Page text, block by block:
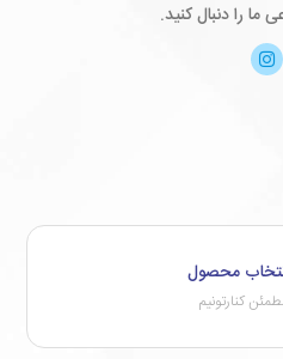
ما را دنبال کنید.
محصول
کنارتونیم